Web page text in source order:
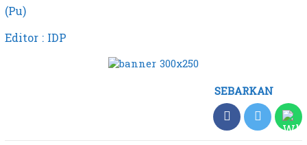
(Pu)
Editor : IDP
SEBARKAN